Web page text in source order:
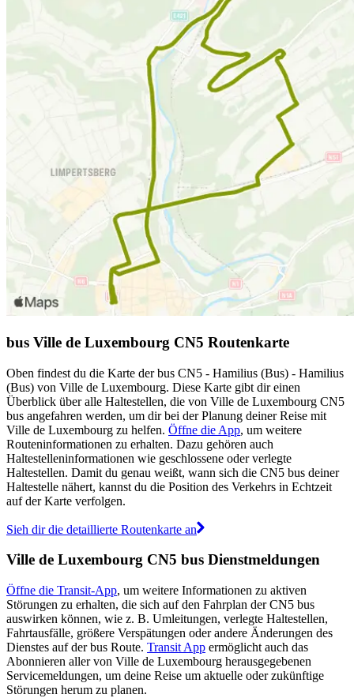
bus Ville de Luxembourg CN5 Routenkarte
Oben findest du die Karte der bus CN5 - Hamilius (Bus) - Hamilius
(Bus) von Ville de Luxembourg. Diese Karte gibt dir einen
Überblick über alle Haltestellen, die von Ville de Luxembourg CN5
bus angefahren werden, um dir bei der Planung deiner Reise mit
Ville de Luxembourg zu helfen. Öffne die App, um weitere
Routeninformationen zu erhalten. Dazu gehören auch
Haltestelleninformationen wie geschlossene oder verlegte
Haltestellen. Damit du genau weißt, wann sich die CN5 bus deiner
Haltestelle nähert, kannst du die Position des Verkehrs in Echtzeit
auf der Karte verfolgen.
Sieh dir die detaillierte Routenkarte an
Ville de Luxembourg CN5 bus Dienstmeldungen
Öffne die Transit-App, um weitere Informationen zu aktiven
Störungen zu erhalten, die sich auf den Fahrplan der CN5 bus
auswirken können, wie z. B. Umleitungen, verlegte Haltestellen,
Fahrtausfälle, größere Verspätungen oder andere Änderungen des
Dienstes auf der bus Route. Transit App ermöglicht auch das
Abonnieren aller von Ville de Luxembourg herausgegebenen
Servicemeldungen, um deine Reise um aktuelle oder zukünftige
Störungen herum zu planen.